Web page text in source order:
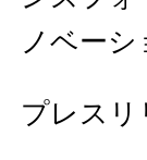
ノベーシ
プレスリ